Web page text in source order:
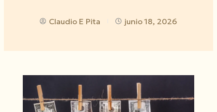
Claudio E Pita junio 18, 2026